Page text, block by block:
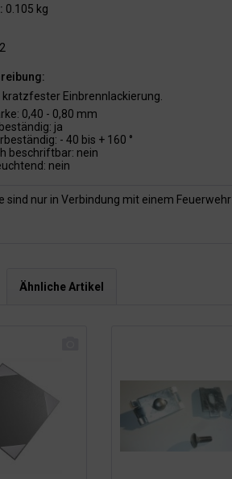
0.105 kg
Einbrennlackierung.
0,40 - 0,80 mm
ja
- 40 bis + 160 °
beschriftbar: nein
nein
sind nur in Verbindung mit einem
Ähnliche Artikel